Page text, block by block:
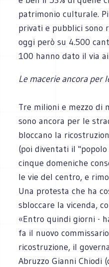
patrimonio culturale.
privati e pubblici sono
oggi però su 4.500
100 hanno dato il via
Le macerie ancora per
Tre milioni e mezzo di
sono ancora per le
bloccano la
(poi diventati il
cinque domeniche
le vie del centro, e
Una protesta che ha
sbloccare la vicenda,
«Entro quindi giorni -
fa il nuovo
ricostruzione, il
Abruzzo Gianni Chiodi